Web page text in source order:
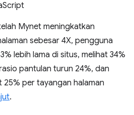
Mynet meningkatkan
sebesar 4X, pengguna
lebih lama di situs, melihat 34%
pantulan turun 24%, dan
per tayangan halaman
.